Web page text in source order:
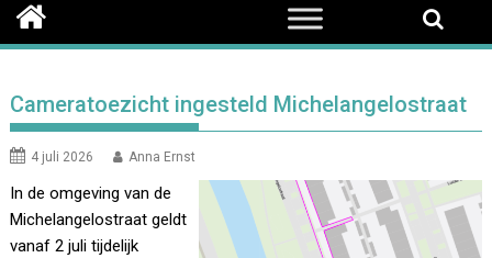
Cameratoezicht ingesteld Michelangelostraat
4 juli 2026 Anna Ernst
In de omgeving van de
Michelangelostraat geldt
vanaf 2 juli tijdelijk